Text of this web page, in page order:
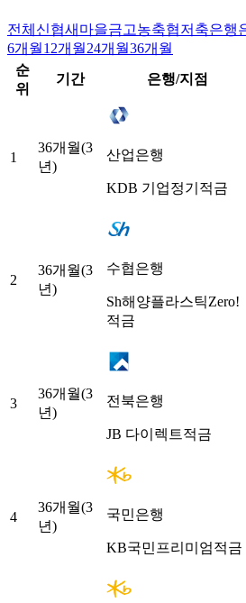
전체 신협새마을금고농축협저축은행
6개월12개월24개월36개월
순
위
기간 은행/지점
1
36개월(3
년)
산업은행
KDB 기업정기적금
2
36개월(3
년)
수협은행
Sh해양플라스틱Zero!
적금
3
36개월(3
년)
전북은행
JB 다이렉트적금
4
36개월(3
년)
국민은행
KB국민프리미엄적금